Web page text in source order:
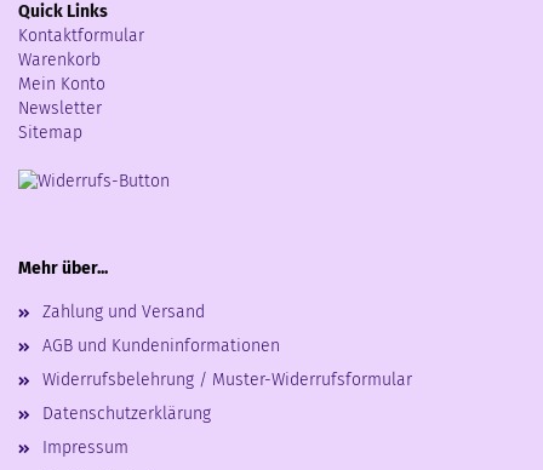
Quick Links
Kontaktformular
Warenkorb
Mein Konto
Newsletter
Sitemap
Mehr über...
Zahlung und Versand
AGB und Kundeninformationen
Widerrufsbelehrung / Muster-Widerrufsformular
Datenschutzerklärung
Impressum